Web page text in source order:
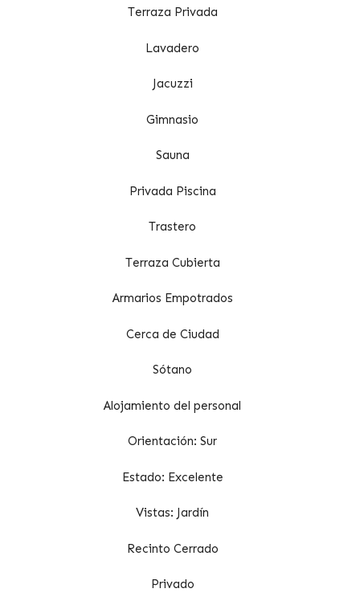
Terraza Privada
Lavadero
Jacuzzi
Gimnasio
Sauna
Privada Piscina
Trastero
Terraza Cubierta
Armarios Empotrados
Cerca de Ciudad
Sótano
Alojamiento del personal
Orientación: Sur
Estado: Excelente
Vistas: Jardín
Recinto Cerrado
Privado